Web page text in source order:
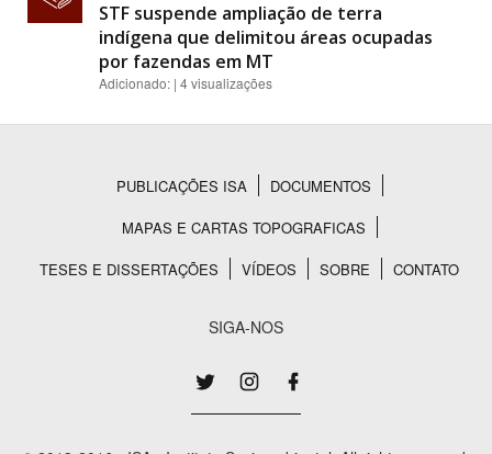
STF suspende ampliação de terra
indígena que delimitou áreas ocupadas
por fazendas em MT
Adicionado: | 4 visualizações
Rodapé
PUBLICAÇÕES ISA
DOCUMENTOS
MAPAS E CARTAS TOPOGRAFICAS
TESES E DISSERTAÇÕES
VÍDEOS SOBRE CONTATO
SIGA-NOS